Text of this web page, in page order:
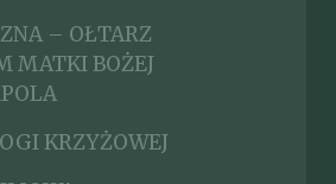
– OŁTARZ
MATKI BOŻEJ
KRZYŻOWEJ